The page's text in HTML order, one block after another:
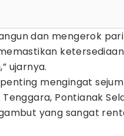
dan mengerok
ujarnya.
mengingat
Pontianak
yang sangat